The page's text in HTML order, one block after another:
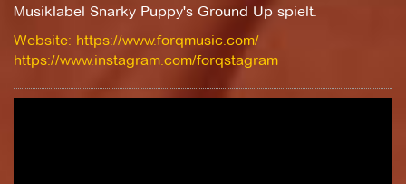
Musiklabel Snarky Puppy's Ground Up spielt.
Website: https://www.forqmusic.com/
https://www.instagram.com/forqstagram